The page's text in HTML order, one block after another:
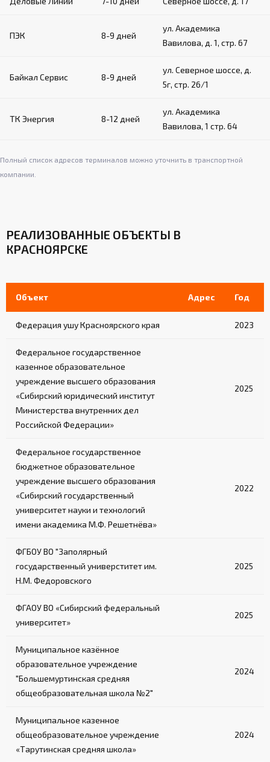
ПЭК 8-9 дней
ул. Академика
Вавилова, д. 1, стр. 67
Байкал Сервис 8-9 дней
ул. Северное шоссе, д.
5г, стр. 26/1
ТК Энергия 8-12 дней
ул. Академика
Вавилова, 1 стр. 64
Полный список адресов терминалов можно уточнить в транспортной
компании.
РЕАЛИЗОВАННЫЕ ОБЪЕКТЫ В
КРАСНОЯРСКЕ
Объект Адрес Год
Федерация ушу Красноярского края 2023
Федеральное государственное
казенное образовательное
учреждение высшего образования
«Сибирский юридический институт
Министерства внутренних дел
Российской Федерации»
2025
Федеральное государственное
бюджетное образовательное
учреждение высшего образования
«Сибирский государственный
университет науки и технологий
имени академика М.Ф. Решетнёва»
2022
ФГБОУ ВО "Заполярный
государственный универститет им.
Н.М. Федоровского
2025
ФГАОУ ВО «Сибирский федеральный
университет»
2025
Муниципальное казённое
образовательное учреждение
"Большемуртинская средняя
общеобразовательная школа №2"
2024
Муниципальное казенное
общеобразовательное учреждение
«Тарутинская средняя школа»
2024